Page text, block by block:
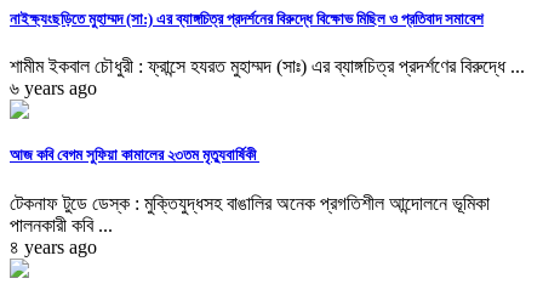
নাইক্ষ্যংছড়িতে মুহাম্মদ (সা:) এর ব্যাঙ্গচিত্র প্রদর্শনের বিরুদ্ধে বিক্ষোভ মিছিল ও প্রতিবাদ সমাবেশ
শামীম ইকবাল চৌধুরী : ফ্রান্সে হযরত মুহাম্মদ (সাঃ) এর ব্যাঙ্গচিত্র প্রদর্শণের বিরুদ্ধে ...
৬ years ago
আজ কবি বেগম সুফিয়া কামালের ২৩তম মৃত্যুবার্ষিকী
টেকনাফ টুডে ডেস্ক : মুক্তিযুদ্ধসহ বাঙালির অনেক প্রগতিশীল আন্দোলনে ভূমিকা
পালনকারী কবি ...
৪ years ago